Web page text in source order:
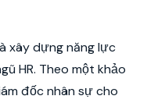
xây dựng năng lực
HR. Theo một khảo
đốc nhân sự cho